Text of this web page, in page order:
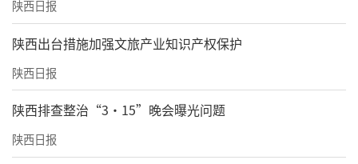
陕西日报
​陕西出台措施加强文旅产业知识产权保护
陕西日报
陕西排查整治“3·15”晚会曝光问题
陕西日报